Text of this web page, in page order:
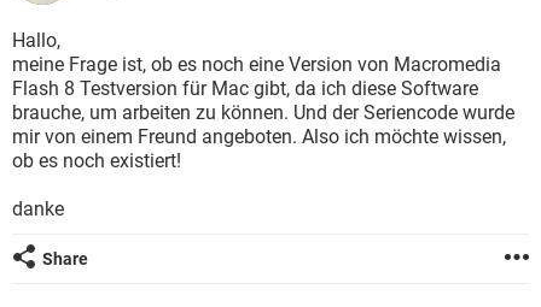
FACEBOOK
WHATSAPP
FACEBOOK HARDWARE
ANDROID
WINDOWS 10
WHATSAPP TIKTOK
FACEBOOK HARDWARE
SPIELE
ANDROID IOS
WINDOWS 10 INSTAGRAM
WHATSAPP
Hallo,
meine Frage ist, ob es noch eine Version von Macromedia
Flash 8 Testversion für Mac gibt, da ich diese Software
brauche, um arbeiten zu können. Und der Seriencode wurde
mir von einem Freund angeboten. Also ich möchte wissen,
ob es noch existiert!
danke
Share